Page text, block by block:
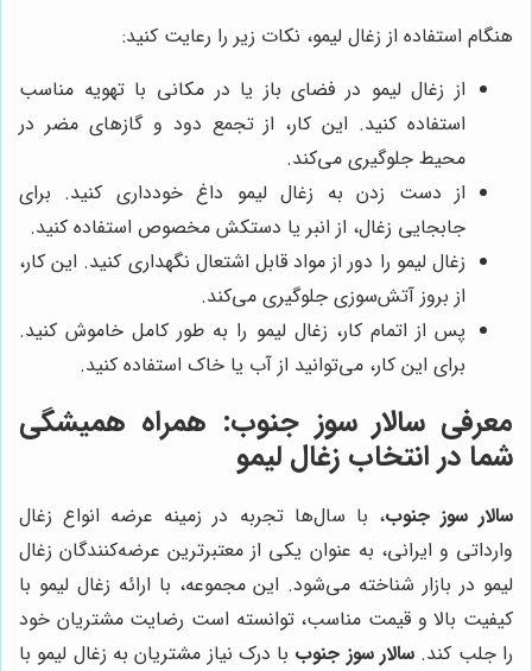
هنگام استفاده از زغال لیمو، نکات زیر را رعایت کنید:
از زغال لیمو در فضای باز یا در مکانی با تهویه مناسب
استفاده کنید. این کار، از تجمع دود و گازهای مضر در
محیط جلوگیری می‌کند.
از دست زدن به زغال لیمو داغ خودداری کنید. برای
جابجایی زغال، از انبر یا دستکش مخصوص استفاده کنید.
زغال لیمو را دور از مواد قابل اشتعال نگهداری کنید. این کار،
از بروز آتش‌سوزی جلوگیری می‌کند.
پس از اتمام کار، زغال لیمو را به طور کامل خاموش کنید.
برای این کار، می‌توانید از آب یا خاک استفاده کنید.
معرفیسالار سوز جنوب: همراه همیشگی
شما در انتخاب زغال لیمو
سالار سوز جنوب، با سال‌ها تجربه در زمینه عرضه انواع زغال
وارداتی و ایرانی، به عنوان یکی از معتبرترین عرضه‌کنندگان زغال
لیمو در بازار شناخته می‌شود. این مجموعه، با ارائه زغال لیمو با
کیفیت بالا و قیمت مناسب، توانسته است رضایت مشتریان خود
را جلب کند. سالار سوز جنوب با درک نیاز مشتریان به زغال لیمو با